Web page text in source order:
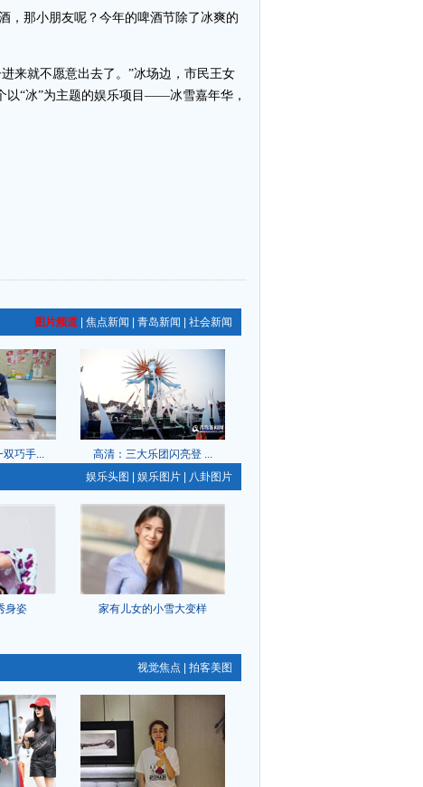
，那小朋友呢？今年的啤酒节除了冰爽的
来就不愿意出去了。”冰场边，市民王女
以“冰”为主题的娱乐项目——冰雪嘉年华，
图片频道 焦点新闻 青岛新闻 社会新闻
双巧手...
高清：三大乐团闪亮登 ...
娱乐头图 娱乐图片 八卦图片
身姿 家有儿女的小雪大变样
视觉焦点 拍客美图